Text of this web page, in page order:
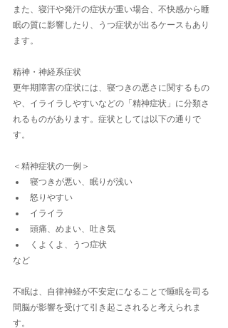
また、寝汗や発汗の症状が重い場合、不快感から睡
眠の質に影響したり、うつ症状が出るケースもあり
ます。
精神・神経系症状
更年期障害の症状には、寝つきの悪さに関するもの
や、イライラしやすいなどの「精神症状」に分類さ
れるものがあります。症状としては以下の通りで
す。
＜精神症状の一例＞
寝つきが悪い、眠りが浅い
怒りやすい
イライラ
頭痛、めまい、吐き気
くよくよ、うつ症状
など
不眠は、自律神経が不安定になることで睡眠を司る
間脳が影響を受けて引き起こされると考えられま
す。